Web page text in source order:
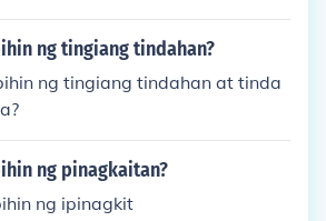
ng tingiang tindahan?
ng tingiang tindahan at tinda
ng pinagkaitan?
ng ipinagkit